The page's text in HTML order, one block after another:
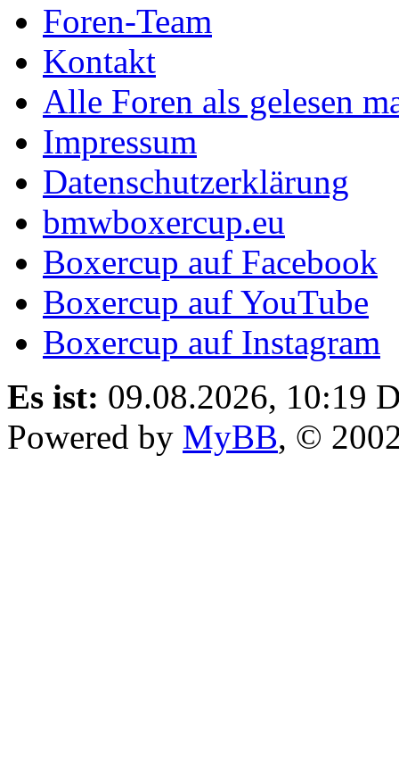
Foren-Team
Kontakt
Alle Foren als gelesen
Impressum
Datenschutzerklärung
bmwboxercup.eu
Boxercup auf Facebook
Boxercup auf YouTube
Boxercup auf Instagram
Es ist: 09.08.2026, 10:19
Powered by MyBB, ©